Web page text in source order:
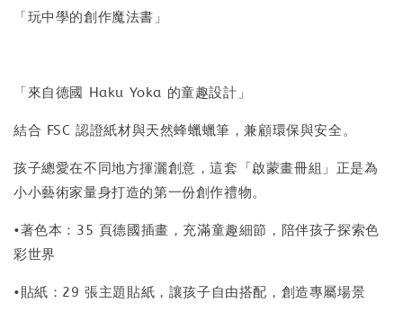
「玩中學的創作魔法書」
「來自德國 Haku Yoka 的童趣設計」
結合 FSC 認證紙材與天然蜂蠟蠟筆，兼顧環保與安全。
孩子總愛在不同地方揮灑創意，這套「啟蒙畫冊組」正是為
小小藝術家量身打造的第一份創作禮物。
•著色本：35 頁德國插畫，充滿童趣細節，陪伴孩子探索色
彩世界
•貼紙：29 張主題貼紙，讓孩子自由搭配，創造專屬場景